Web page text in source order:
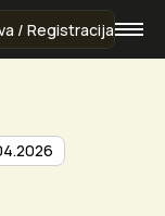
/ Registracija